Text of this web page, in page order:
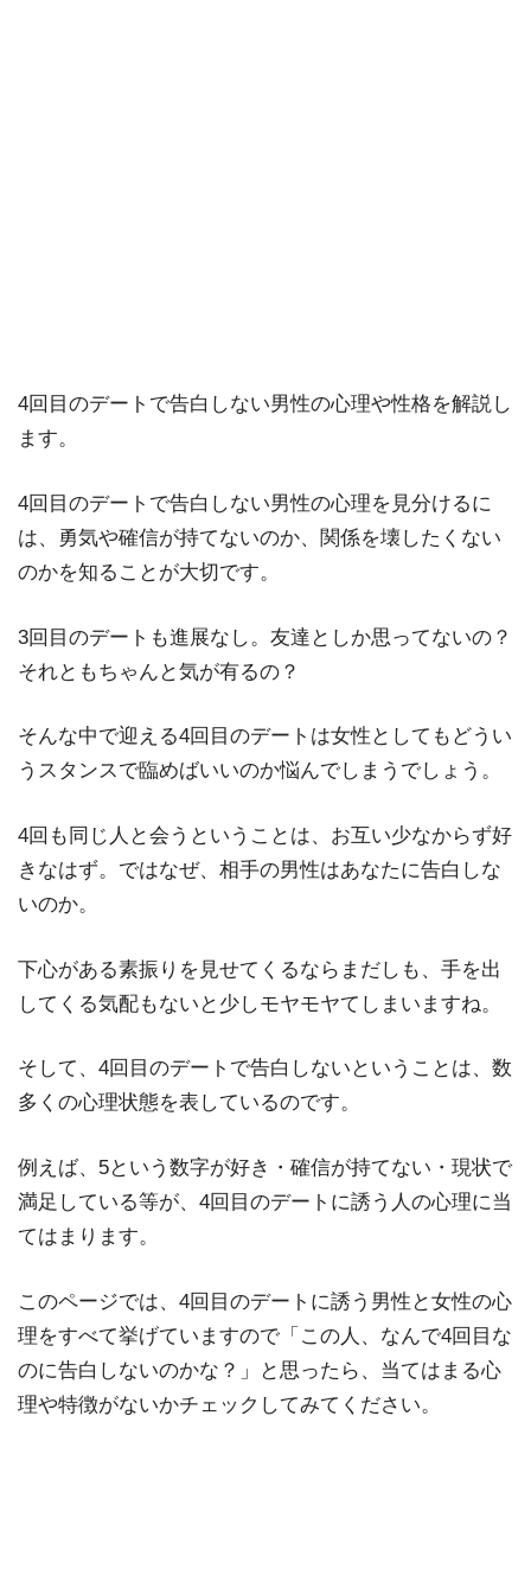
4回目のデートで告白しない男性の心理や性格を解説し
ます。
4回目のデートで告白しない男性の心理を見分けるに
は、勇気や確信が持てないのか、関係を壊したくない
のかを知ることが大切です。
3回目のデートも進展なし。友達としか思ってないの？
それともちゃんと気が有るの？
そんな中で迎える4回目のデートは女性としてもどうい
うスタンスで臨めばいいのか悩んでしまうでしょう。
4回も同じ人と会うということは、お互い少なからず好
きなはず。ではなぜ、相手の男性はあなたに告白しな
いのか。
下心がある素振りを見せてくるならまだしも、手を出
してくる気配もないと少しモヤモヤてしまいますね。
そして、4回目のデートで告白しないということは、数
多くの心理状態を表しているのです。
例えば、5という数字が好き・確信が持てない・現状で
満足している等が、4回目のデートに誘う人の心理に当
てはまります。
このページでは、4回目のデートに誘う男性と女性の心
理をすべて挙げていますので「この人、なんで4回目な
のに告白しないのかな？」と思ったら、当てはまる心
理や特徴がないかチェックしてみてください。